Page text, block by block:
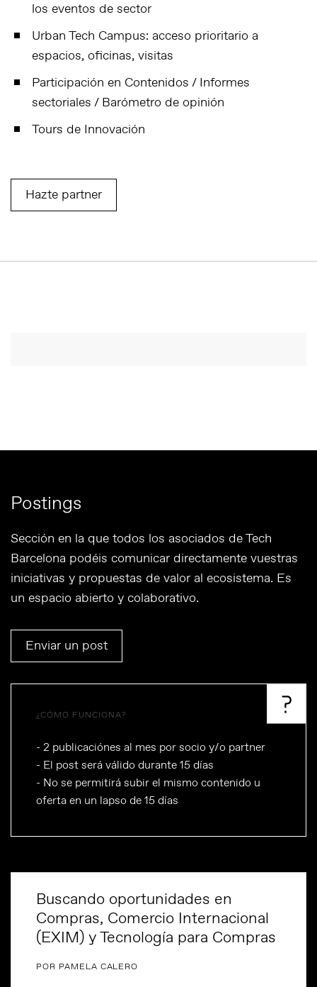
los eventos de sector
Urban Tech Campus: acceso prioritario a
espacios, oficinas, visitas
Participación en Contenidos / Informes
sectoriales / Barómetro de opinión
Tours de Innovación
Hazte partner
Postings
Sección en la que todos los asociados de Tech
Barcelona podéis comunicar directamente vuestras
iniciativas y propuestas de valor al ecosistema. Es
un espacio abierto y colaborativo.
Enviar un post
¿CÓMO FUNCIONA?
- 2 publicaciónes al mes por socio y/o partner
- El post será válido durante 15 días
- No se permitirá subir el mismo contenido u
oferta en un lapso de 15 días
Buscando oportunidades en
Compras, Comercio Internacional
(EXIM) y Tecnología para Compras
POR PAMELA CALERO